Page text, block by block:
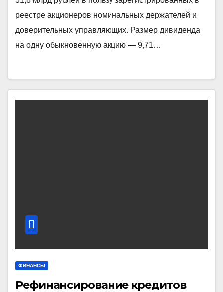
реестре акционеров номинальных держателей и
доверительных управляющих. Размер дивиденда
на одну обыкновенную акцию — 9,71…
ФИНАНСЫ
Рефинансирование кредитов